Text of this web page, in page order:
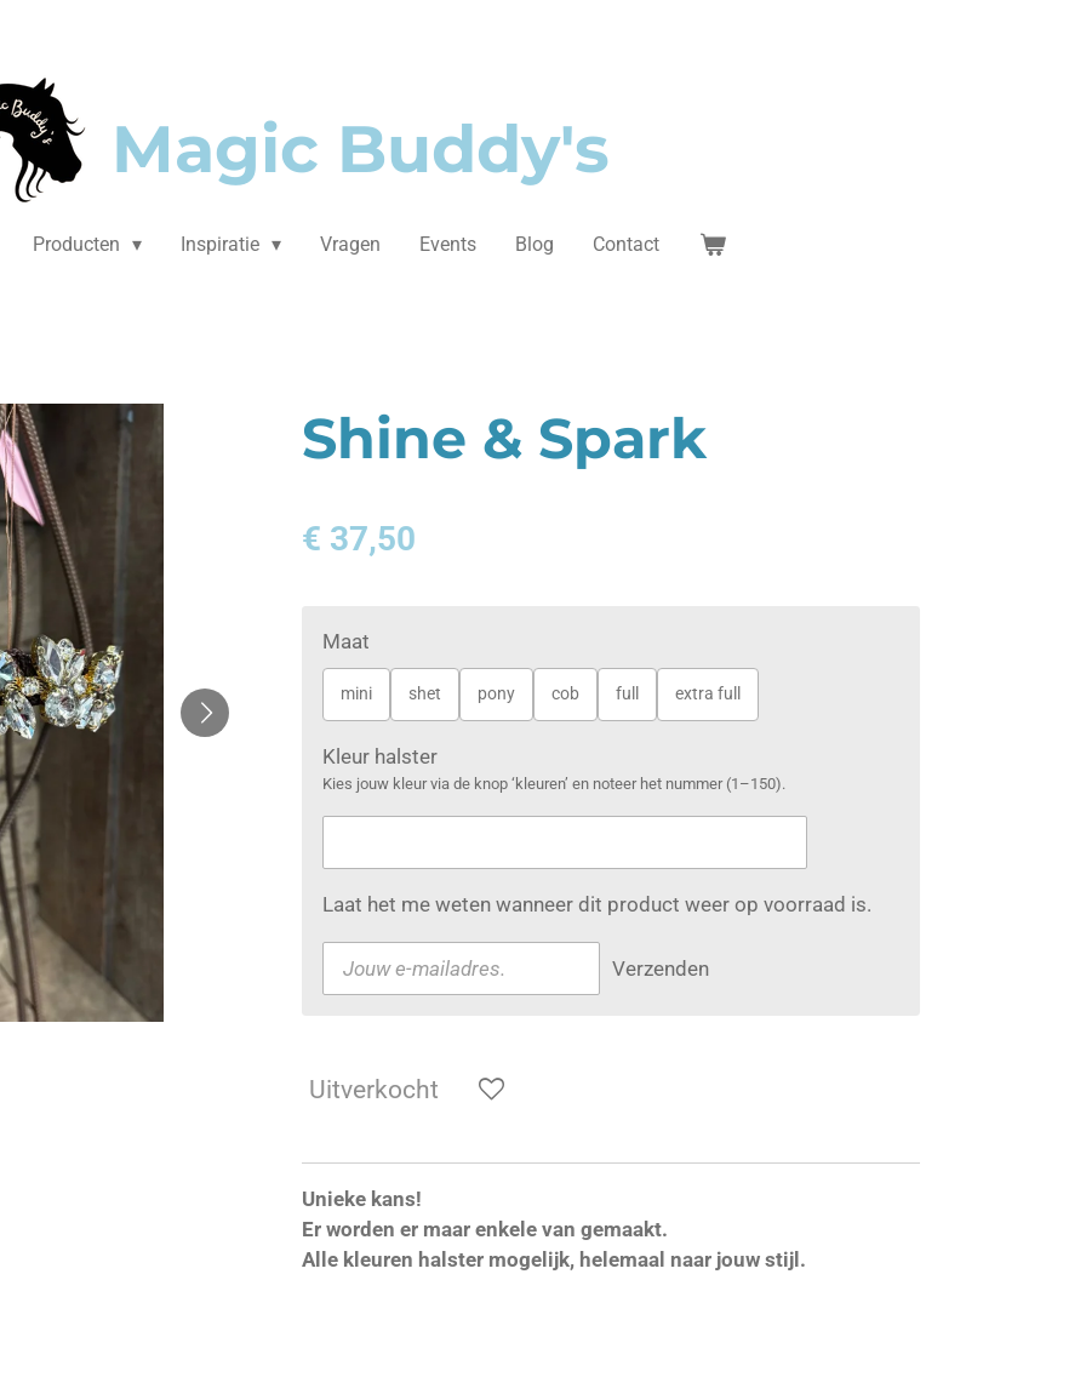
Magic Buddy's
Producten Inspiratie Vragen Events Blog Contact
Shine & Spark
€ 37,50
Maat
mini shet pony cob full extra full
Kleur halster
Kies jouw kleur via de knop ‘kleuren’ en noteer het nummer (1–150).
Laat het me weten wanneer dit product weer op voorraad is.
Verzenden
Uitverkocht
Unieke kans!
Er worden er maar enkele van gemaakt.
Alle kleuren halster mogelijk, helemaal naar jouw stijl.